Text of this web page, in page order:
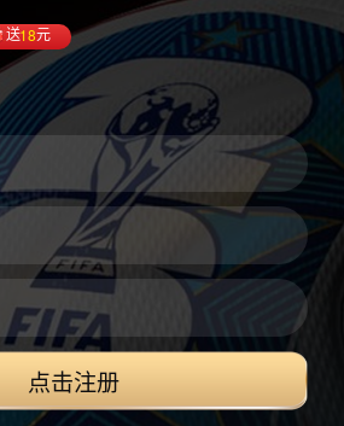
送18元
点击注册